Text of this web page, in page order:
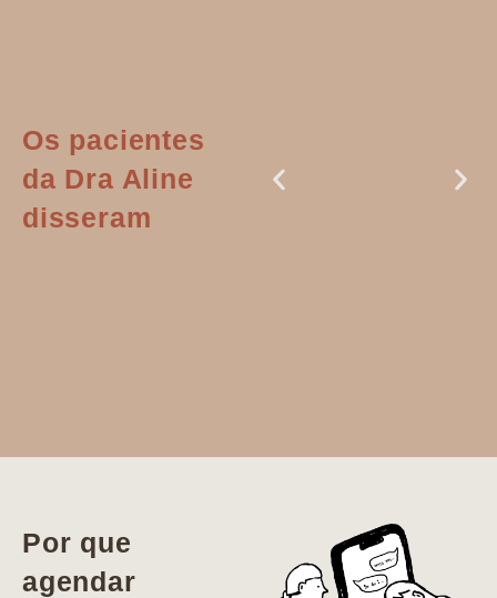
Os pacientes
da Dra Aline
disseram
vida. Ela me
encontrou num
estado misto de
Por que
agendar